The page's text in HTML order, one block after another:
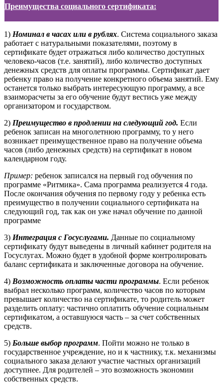
Преимущества социального сертификата:
1) Номинал в часах или в рублях. Система социального заказа
работает с натуральными показателями, поэтому в
сертификате будет отражаться либо количество доступных
человеко-часов (т.е. занятий), либо количество доступных
денежных средств для оплаты программы. Сертификат дает
ребенку право на получение конкретного объема занятий. Ему
останется только выбрать интересующую программу, а все
взаиморасчеты за его обучение будут вестись уже между
организатором и государством.
2) Преимущество в продлении на следующий год. Если
ребенок записан на многолетнюю программу, то у него
возникает преимущественное право на получение объема
часов (либо денежных средств) на сертификат в новом
календарном году.
Пример: ребенок записался на первый год обучения по
программе «Ритмика». Сама программа реализуется 4 года.
После окончания обучения по первому году у ребенка есть
преимущество в получении социального сертификата на
следующий год, так как он уже начал обучение по данной
программе
3) Интеграция с Госуслугами. Данные по социальному
сертификату будут выведены в личный кабинет родителя на
Госуслугах. Можно будет в удобной форме контролировать
баланс сертификата и заключенные договора на обучение.
4) Возможность оплаты части программы. Если ребенок
выбрал несколько программ, количество часов по которым
превышает количество на сертификате, то родитель может
разделить оплату: частично оплатить обучение социальным
сертификатом, а оставшуюся часть – за счет собственных
средств.
5) Больше выбор программ. Пойти можно не только в
государственное учреждение, но и к частнику, т.к. механизмы
социального заказа делают участие частных организаций
доступнее. Для родителей – это возможность экономии
собственных средств.